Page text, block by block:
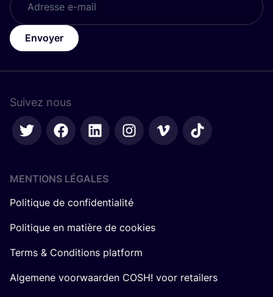
Envoyer
Suivez nous
MENTIONS LÉGALES
Politique de confidentialité
Politique en matière de cookies
Terms & Conditions platform
Algemene voorwaarden COSH! voor retailers